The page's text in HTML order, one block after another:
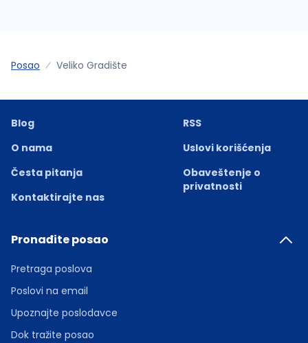
Posao Veliko Gradište
Blog
O nama
Česta pitanja
Kontaktirajte nas
RSS
Uslovi korišćenja
Obaveštenje o
privatnosti
Pronađite posao
Pretraga poslova
Poslovi na email
Upoznajte poslodavce
Dok tražite posao